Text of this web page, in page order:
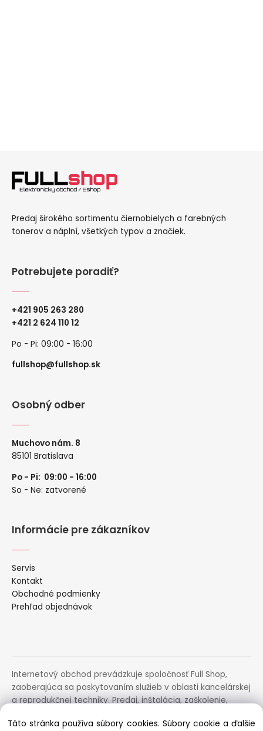
Predaj širokého sortimentu čiernobielych a farebných
tonerov a náplní, všetkých typov a značiek.
Potrebujete poradiť?
+421 905 263 280
+421 2 624 110 12
Po - Pi: 09:00 - 16:00
fullshop@fullshop.sk
Osobný odber
Muchovo nám. 8
85101 Bratislava
Po - Pi: 09:00 - 16:00
So - Ne: zatvorené
Informácie pre zákazníkov
Servis
Kontakt
Obchodné podmienky
Prehľad objednávok
Internetový obchod prevádzkuje spoločnosť Full Shop,
zaoberajúca sa poskytovaním služieb v oblasti kancelárskej
a reprodukčnej techniky. Predaj, inštalácia, zaškolenie,
zariadení.
Táto stránka používa súbory cookies. Súbory cookie a ďalšie